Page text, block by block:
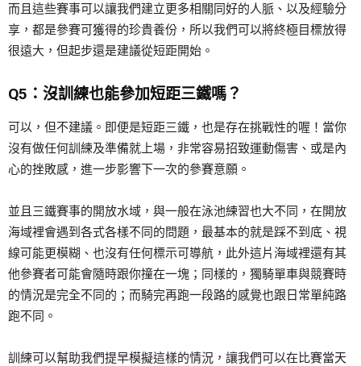
而且這些賽事可以讓我們建立更多相關同好的人脈、以及經驗分
享，都是參賽可獲得的珍貴養份，所以我們可以將終極目標放得
很遠大，但起步還是建議從短距開始。
Q5：沒訓練也能參加短距三鐵嗎？
可以，但不建議。即便是短距三鐵，也是存在挑戰性的喔！當你
沒有做任何訓練及準備就上場，非常容易招致運動傷害、或是內
心的挫敗感，進一步影響下一次的參賽意願。
並且三鐵賽事的開放水域，與一般在泳池練習也大不同，在開放
海域裡會遇到各式各樣不同的問題，最基本的就是踩不到底、視
線可能更模糊、也沒有任何標示可導航，此外這片海域裡還有其
他參賽者可能會隨時跟你撞在一塊；同樣的，獨騎單車與競賽時
的情況是完全不同的；而騎完再跑一段路的感覺也跟日常單純路
跑不同。
訓練可以幫助我們提早模擬這樣的情況，讓我們可以在比賽當天